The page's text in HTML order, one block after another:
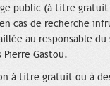
public (à titre
cas de recherche
au responsable du
Gastou.
à titre gratuit ou à